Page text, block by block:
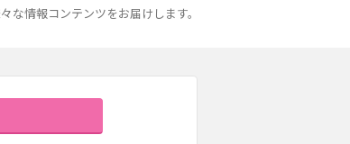
情報コンテンツをお届けします。